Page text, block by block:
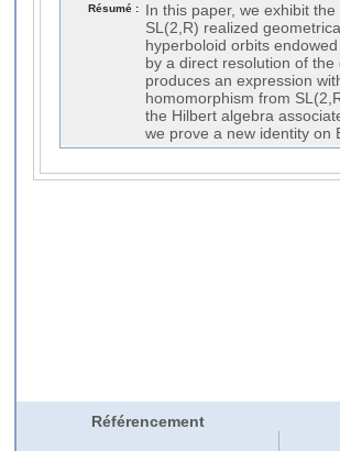
Résumé :
In this paper, we exhibit
SL(2,R) realized
hyperboloid orbits
by a direct resolution of
produces an expression
homomorphism from
the Hilbert algebra
we prove a new identity on
Référencement